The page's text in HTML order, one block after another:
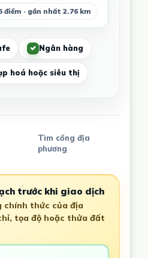
điểm · gần nhất 2.76 km
Ngân hàng
hoá hoặc siêu thị
Tìm cổng địa
phương
trước khi giao dịch
chính thức của địa
tọa độ hoặc thửa đất